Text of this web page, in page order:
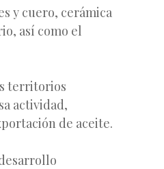
y cuero, cerámica
así como el
territorios
actividad,
de aceite.